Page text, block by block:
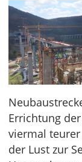
Errichtung
viermal
der Lust zur